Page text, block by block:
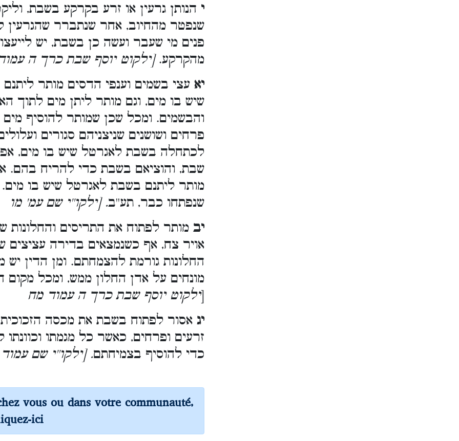
י הנותן גרעין או זרע בקרקע בשבת,
שנפטר מהחיוב, אחר שנתברר שהגרעין
פנים מי שעבר ועשה כן בשבת, יש
מהקרקע.[ילקוט יוסף שבת כרך ה
יא עצי בשמים וענפי הדסים מותר
שיש בו מים, וגם מותר ליתן מים לתוך
והבשמים. ומכל שכן שמותר להוסיף
פרחים ושושנים שניצניהם סגורים
לכתחלה בשבת לאגרטל שיש בו מים,
שבת, והוציאם בשבת כדי להריח בהם.
מותר ליתנם בשבת לאגרטל שיש בו מים.
שנפתחו כבר, תע''ב. [ילקו''י שם עמ' מו
יב מותר לפתוח את התריסים
אויר צח, אף כשנמצאים בדירה עציצים
החלונות גורמת להצמחתם. ומן הדין
מונחים על אדן החלון ממש, ומכל
[ילקוט יוסף שבת כרך ה עמוד מח
יג אסור לפתוח בשבת את מכסה
זרעים ופרחים, כאשר כל מגמתו
כדי להוסיף בצמיחתם. [ילקו''י שם
vous ou dans votre communauté,
ici